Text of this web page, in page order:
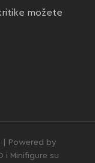
možete
| Powered by
i Minifigure su